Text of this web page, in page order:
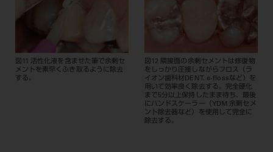
図11 活性化液を含ませた筆で余剰セ
メントを素早くふき取るように除去
する。
図12 隣接面の余剰セメントは修復物
をしっかり圧接しながらフロス（ラ
イオン歯科材DENT. e-flossなど）を
用いて効率良く除去する。完全硬化
まで5分以上保持したまま待ち、最後
にハンドスケーラー（YDM 余剰セメ
ント除去器など）を使用して完全に
除去する。